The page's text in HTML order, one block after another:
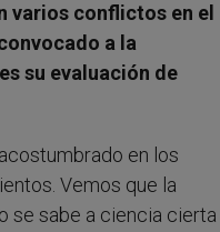
varios conflictos en el
a la
su evaluación de
en los
Vemos que la
se sabe a ciencia cierta